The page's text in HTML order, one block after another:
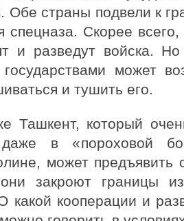
Обе страны подвели к
спецназа. Скорее
и разведут войска.
может
и тушить его.
Ташкент, который
в «пороховой
может предъявить
закроют границы
какой кооперации и